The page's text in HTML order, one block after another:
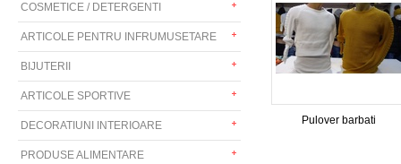
COSMETICE / DETERGENTI
ARTICOLE PENTRU INFRUMUSETARE
BIJUTERII
ARTICOLE SPORTIVE
DECORATIUNI INTERIOARE
PRODUSE ALIMENTARE
Pulover barbati